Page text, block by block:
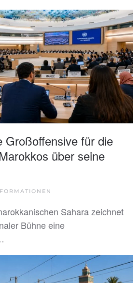
Großoffensive für die
über seine
Sahara zeichnet
Bühne eine